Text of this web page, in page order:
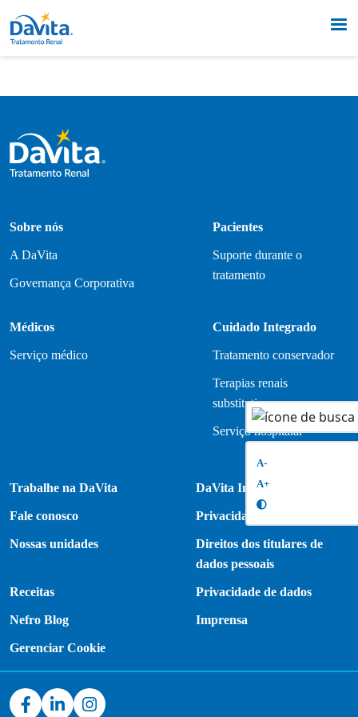
A-
A+
Sobre nós
A DaVita
Governança Corporativa
Pacientes
Suporte durante o
tratamento
Médicos
Serviço médico
Cuidado Integrado
Tratamento conservador
Terapias renais
substitutivas
Serviço hospitalar
Trabalhe na DaVita DaVita Internacional
Fale conosco Privacidade do Paciente
Nossas unidades
Direitos dos titulares de
dados pessoais
Receitas Privacidade de dados
Nefro Blog Imprensa
Gerenciar Cookie